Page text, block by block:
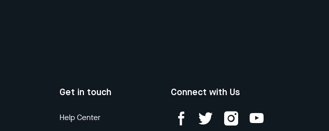
Get in touch
Help Center
Connect with Us